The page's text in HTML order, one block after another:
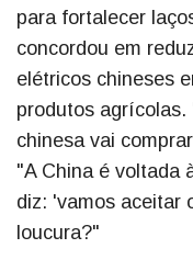
para fortalecer
concordou em
elétricos chineses
produtos agrícolas.
chinesa vai
"A China é voltada
diz: 'vamos aceitar
loucura?"